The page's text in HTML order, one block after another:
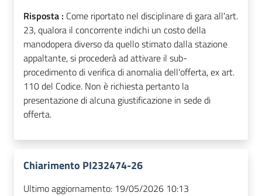
Risposta : Come riportato nel disciplinare di gara all'art.
23, qualora il concorrente indichi un costo della
manodopera diverso da quello stimato dalla stazione
appaltante, si procederà ad attivare il sub-
procedimento di verifica di anomalia dell'offerta, ex art.
110 del Codice. Non è richiesta pertanto la
presentazione di alcuna giustificazione in sede di
offerta.
Chiarimento PI232474-26
Ultimo aggiornamento: 19/05/2026 10:13